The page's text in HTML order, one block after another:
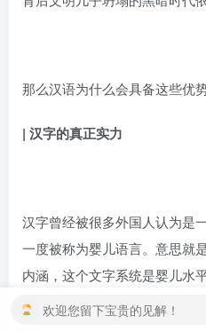
那么汉语为什么会具备这些优
| 汉字的真正实力
汉字曾经被很多外国人认为是
一度被称为婴儿语言。意思就
内涵，这个文字系统是婴儿水平
欢迎您留下宝贵的见解！